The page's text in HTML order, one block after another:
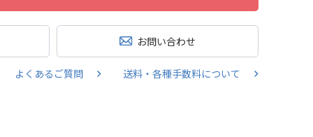
お問い合わせ
よくあるご質問 送料・各種手数料について